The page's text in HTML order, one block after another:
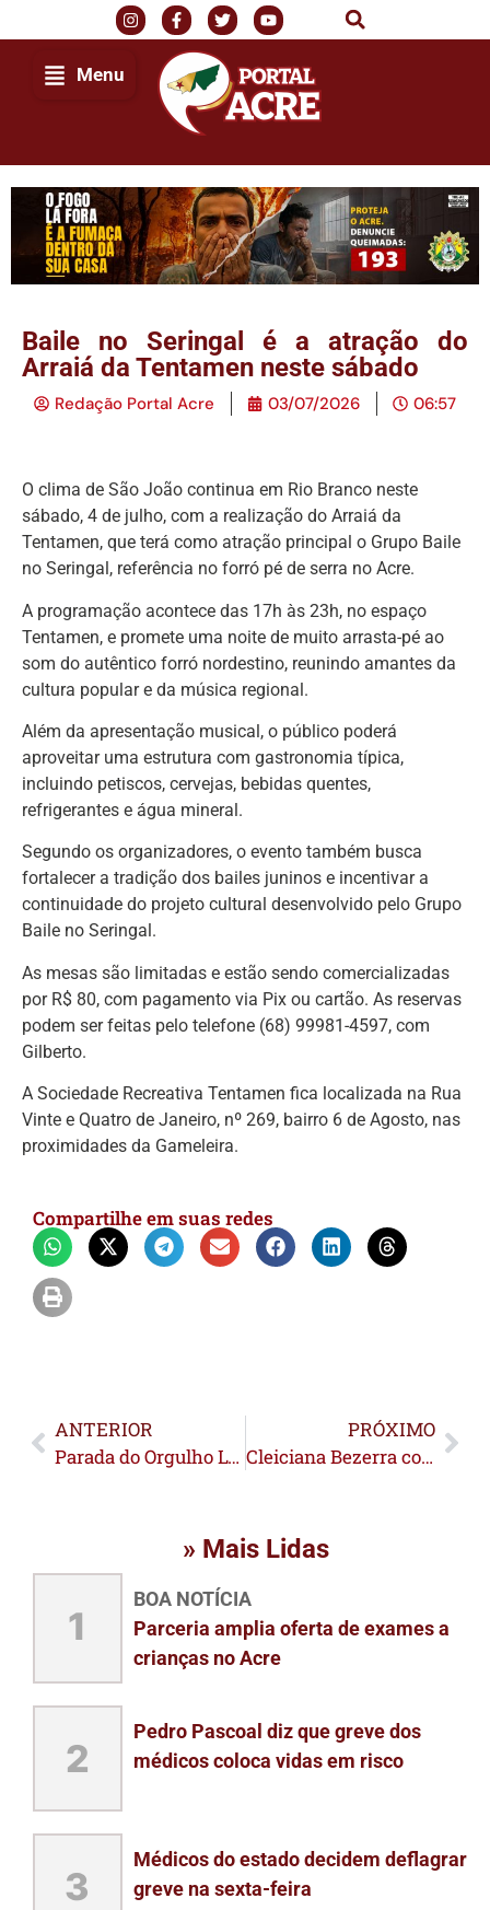
Menu
Baile no Seringal é a atração do
Arraiá da Tentamen neste sábado
Redação Portal Acre 03/07/2026 06:57
O clima de São João continua em Rio Branco neste
sábado, 4 de julho, com a realização do Arraiá da
Tentamen, que terá como atração principal o Grupo Baile
no Seringal, referência no forró pé de serra no Acre.
A programação acontece das 17h às 23h, no espaço
Tentamen, e promete uma noite de muito arrasta-pé ao
som do autêntico forró nordestino, reunindo amantes da
cultura popular e da música regional.
Além da apresentação musical, o público poderá
aproveitar uma estrutura com gastronomia típica,
incluindo petiscos, cervejas, bebidas quentes,
refrigerantes e água mineral.
Segundo os organizadores, o evento também busca
fortalecer a tradição dos bailes juninos e incentivar a
continuidade do projeto cultural desenvolvido pelo Grupo
Baile no Seringal.
As mesas são limitadas e estão sendo comercializadas
por R$ 80, com pagamento via Pix ou cartão. As reservas
podem ser feitas pelo telefone (68) 99981-4597, com
Gilberto.
A Sociedade Recreativa Tentamen fica localizada na Rua
Vinte e Quatro de Janeiro, nº 269, bairro 6 de Agosto, nas
proximidades da Gameleira.
Compartilhe em suas redes
ANTERIOR
Parada do Orgulho LGBT do Acre é confirmada para setembro e celebra 20 anos do Dia Estadual da Diversidade
PRÓXIMO
Cleiciana Bezerra conquista o título de Rainha da Expoacre Juruá 2026 em Cruzeiro do Sul
» Mais Lidas
1
BOA NOTÍCIA
Parceria amplia oferta de exames a
crianças no Acre
2
Pedro Pascoal diz que greve dos
médicos coloca vidas em risco
3
Médicos do estado decidem deflagrar
greve na sexta-feira